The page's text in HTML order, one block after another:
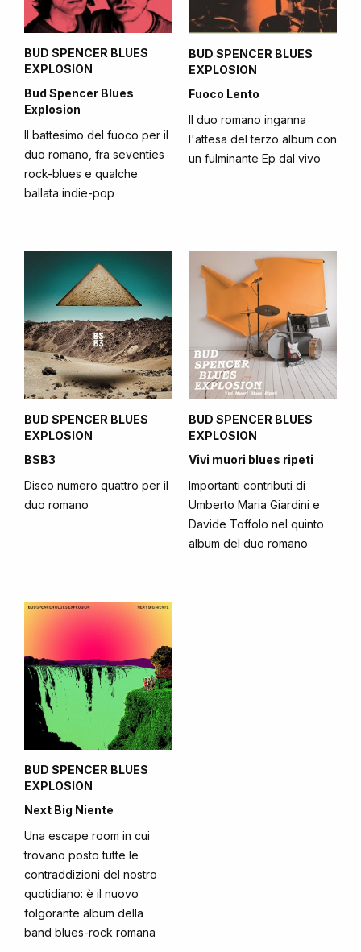
BUD SPENCER BLUES
EXPLOSION
Bud Spencer Blues
Explosion
Il battesimo del fuoco per il
duo romano, fra seventies
rock-blues e qualche
ballata indie-pop
BUD SPENCER BLUES
EXPLOSION
Fuoco Lento
Il duo romano inganna
l'attesa del terzo album con
un fulminante Ep dal vivo
BUD SPENCER BLUES
EXPLOSION
BSB3
Disco numero quattro per il
duo romano
BUD SPENCER BLUES
EXPLOSION
Vivi muori blues ripeti
Importanti contributi di
Umberto Maria Giardini e
Davide Toffolo nel quinto
album del duo romano
BUD SPENCER BLUES
EXPLOSION
Next Big Niente
Una escape room in cui
trovano posto tutte le
contraddizioni del nostro
quotidiano: è il nuovo
folgorante album della
band blues-rock romana